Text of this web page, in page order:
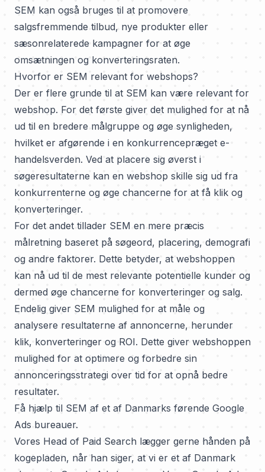
SEM kan også bruges til at promovere
salgsfremmende tilbud, nye produkter eller
sæsonrelaterede kampagner for at øge
omsætningen og konverteringsraten.
Hvorfor er SEM relevant for webshops?
Der er flere grunde til at SEM kan være relevant for
webshop. For det første giver det mulighed for at nå
ud til en bredere målgruppe og øge synligheden,
hvilket er afgørende i en konkurrencepræget e-
handelsverden. Ved at placere sig øverst i
søgeresultaterne kan en webshop skille sig ud fra
konkurrenterne og øge chancerne for at få klik og
konverteringer.
For det andet tillader SEM en mere præcis
målretning baseret på søgeord, placering, demografi
og andre faktorer. Dette betyder, at webshoppen
kan nå ud til de mest relevante potentielle kunder og
dermed øge chancerne for konverteringer og salg.
Endelig giver SEM mulighed for at måle og
analysere resultaterne af annoncerne, herunder
klik, konverteringer og ROI. Dette giver webshoppen
mulighed for at optimere og forbedre sin
annonceringsstrategi over tid for at opnå bedre
resultater.
Få hjælp til SEM af et af Danmarks førende Google
Ads bureauer.
Vores Head of Paid Search lægger gerne hånden på
kogepladen, når han siger, at vi er et af Danmark